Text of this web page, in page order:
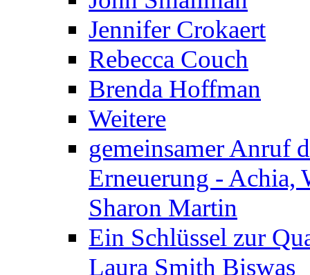
Jennifer Crokaert
Rebecca Couch
Brenda Hoffman
Weitere
gemeinsamer Anruf
Erneuerung - Achia,
Sharon Martin
Ein Schlüssel zur
Laura Smith Biswas